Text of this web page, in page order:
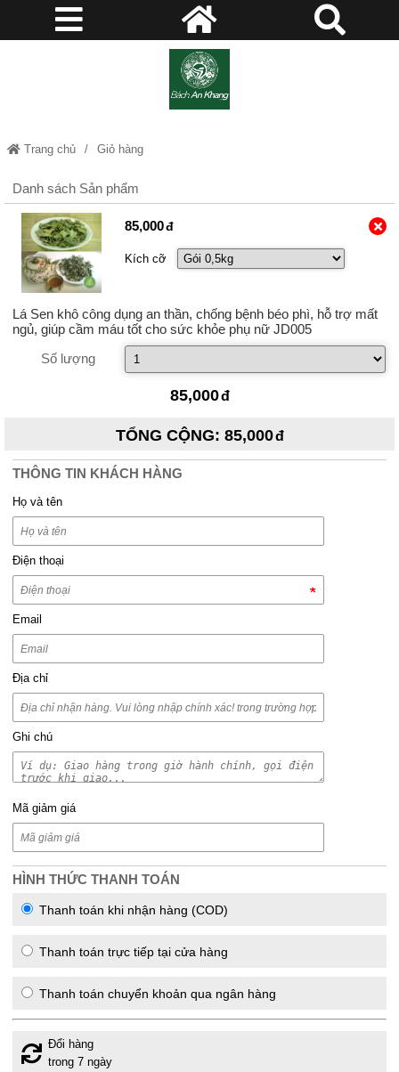
Trang chủ Giỏ hàng
Danh sách Sản phẩm
85,000
Kích cỡ
Lá Sen khô công dụng an thần, chống bệnh béo phì, hỗ trợ mất
ngủ, giúp cầm máu tốt cho sức khỏe phụ nữ JD005
Số lượng
85,000
TỔNG CỘNG: 85,000
THÔNG TIN KHÁCH HÀNG
Họ và tên
Điện thoại
Email
Địa chỉ
Ghi chú
Mã giảm giá
HÌNH THỨC THANH TOÁN
Thanh toán khi nhận hàng (COD)
Thanh toán trực tiếp tại cửa hàng
Thanh toán chuyển khoản qua ngân hàng
Đổi hàng
trong 7 ngày